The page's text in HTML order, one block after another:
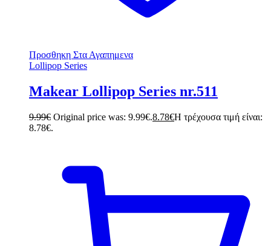
Προσθηκη Στα Αγαπημενα
Lollipop Series
Makear Lollipop Series nr.511
9.99€ Original price was: 9.99€.8.78€Η τρέχουσα τιμή είναι:
8.78€.